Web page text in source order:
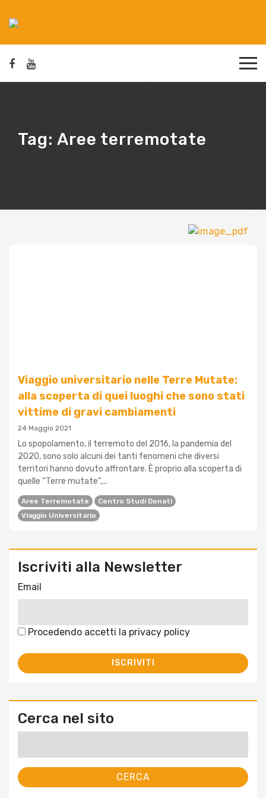
Tag: Aree terremotate
Viaggio universitario nelle Terre Mutate:
alla scoperta di quei luoghi che sono stati
vittime di gravi cambiamenti
24 Maggio 2021
Lo spopolamento, il terremoto del 2016, la pandemia del
2020, sono solo alcuni dei tanti fenomeni che diversi
territori hanno dovuto affrontare. È proprio alla scoperta di
quelle “Terre mutate”,...
Aree Terremotate
Centro Studi Donati
Viaggio Universitario
Iscriviti alla Newsletter
Email
Procedendo accetti la privacy policy
Cerca nel sito